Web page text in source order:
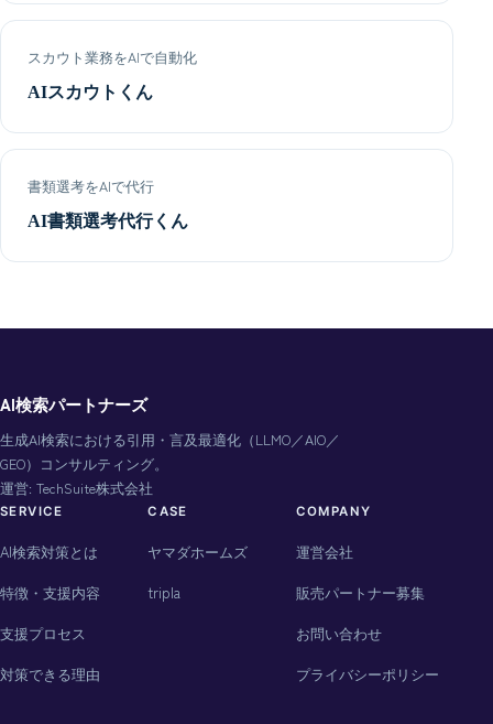
スカウト業務をAIで自動化
AIスカウトくん
書類選考をAIで代行
AI書類選考代行くん
AI検索パートナーズ
生成AI検索における引用・言及最適化（LLMO／AIO／
GEO）コンサルティング。
運営: TechSuite株式会社
SERVICE
AI検索対策とは
特徴・支援内容
支援プロセス
対策できる理由
CASE
ヤマダホームズ
tripla
COMPANY
運営会社
販売パートナー募集
お問い合わせ
プライバシーポリシー